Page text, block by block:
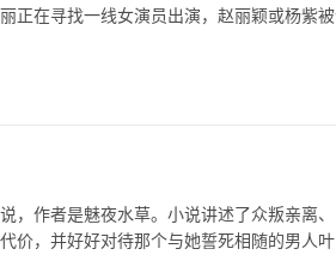
正在寻找一线女演员出演，赵丽颖或杨紫
，作者是魅夜水草。小说讲述了众叛亲离
价，并好好对待那个与她誓死相随的男人